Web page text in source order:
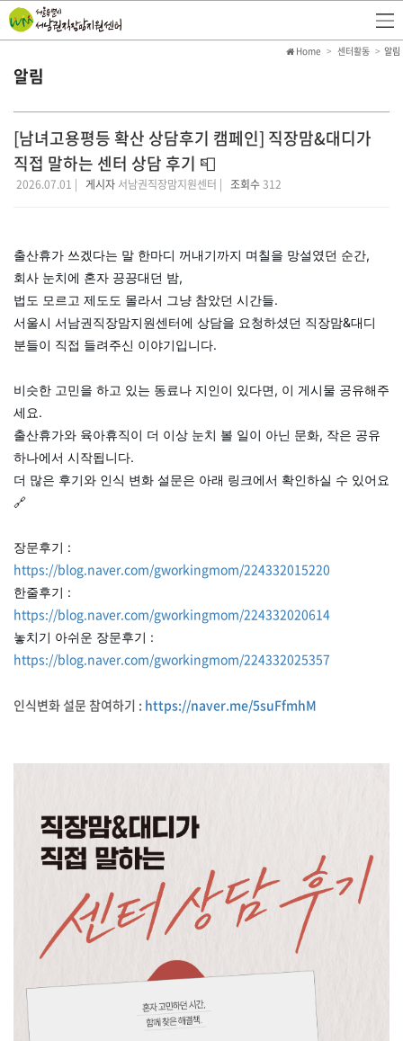
알림
Home 센터활동 알림
[남녀고용평등 확산 상담후기 캠페인] 직장맘&대디가
직접 말하는 센터 상담 후기 📮
2026.07.01 | 게시자 서남권직장맘지원센터 | 조회수312
출산휴가 쓰겠다는 말 한마디 꺼내기까지 며칠을 망설였던 순간,
회사 눈치에 혼자 끙끙대던 밤,
법도 모르고 제도도 몰라서 그냥 참았던 시간들.
서울시 서남권직장맘지원센터에 상담을 요청하셨던 직장맘&대디
분들이 직접 들려주신 이야기입니다.
비슷한 고민을 하고 있는 동료나 지인이 있다면, 이 게시물 공유해주
세요.
출산휴가와 육아휴직이 더 이상 눈치 볼 일이 아닌 문화, 작은 공유
하나에서 시작됩니다.
더 많은 후기와 인식 변화 설문은 아래 링크에서 확인하실 수 있어요
🔗
장문후기 :
https://blog.naver.com/gworkingmom/224332015220
한줄후기 :
https://blog.naver.com/gworkingmom/224332020614
놓치기 아쉬운 장문후기 :
https://blog.naver.com/gworkingmom/224332025357
인식변화 설문 참여하기 : https://naver.me/5suFfmhM